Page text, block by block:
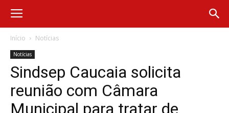
Início Notícias
Notícias
Sindsep Caucaia solicita
reunião com Câmara
Municipal para tratar de